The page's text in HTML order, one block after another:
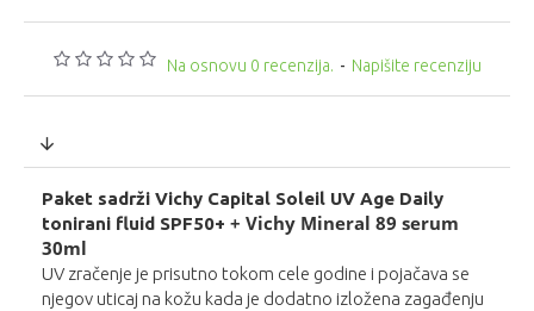
Na osnovu 0 recenzija. - Napišite recenziju
Paket sadrži Vichy Capital Soleil UV Age Daily
tonirani fluid SPF50+ + Vichy Mineral 89 serum
30ml
UV zračenje je prisutno tokom cele godine i pojačava se
njegov uticaj na kožu kada je dodatno izložena zagađenju